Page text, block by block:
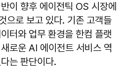
이 향후 에이전틱 OS 시장에
으로 보고 있다. 기존 고객들
터와 업무 환경을 한컴 플랫
로운 AI 에이전트 서비스 역
는 판단이다.